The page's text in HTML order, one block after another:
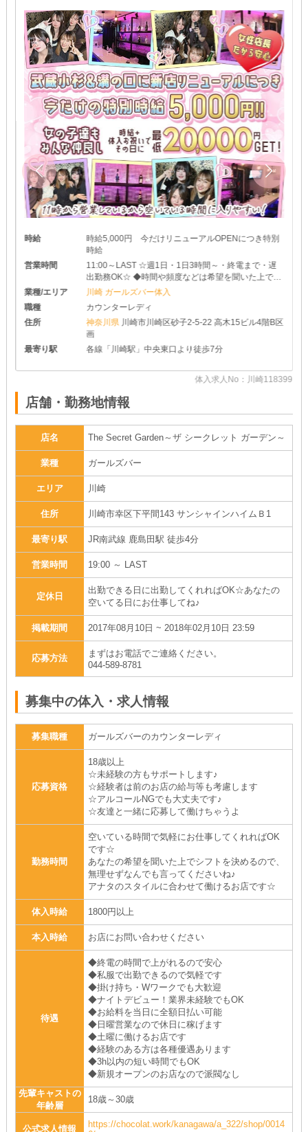
時給
時給5,000円 今だけリニューアルOPENにつき特別
時給
営業時間
11:00～LAST ☆週1日・1日3時間～・終電まで・遅
出勤務OK☆ ◆時間や頻度などは希望を聞いた上で決
めさせて頂きます♪ ◆レギュラー出勤ももちろんOK
業種/エリア
川崎 ガールズバー体入
職種
カウンターレディ
住所
神奈川県 川崎市川崎区砂子2-5-22 高木15ビル4階B区
画
最寄り駅
各線「川崎駅」中央東口より徒歩7分
体入求人No：川崎118399
店舗・勤務地情報
店名 The Secret Garden～ザ シークレット ガーデン～
業種 ガールズバー
エリア 川崎
住所 川崎市幸区下平間143 サンシャインハイムＢ1
最寄り駅 JR南武線 鹿島田駅 徒歩4分
営業時間 19:00 ～ LAST
定休日
出勤できる日に出勤してくれればOK☆あなたの
空いてる日にお仕事してね♪
掲載期間 2017年08月10日 ~ 2018年02月10日 23:59
応募方法
まずはお電話でご連絡ください。
044-589-8781
募集中の体入・求人情報
募集職種 ガールズバーのカウンターレディ
応募資格
18歳以上
☆未経験の方もサポートします♪
☆経験者は前のお店の給与等も考慮します
☆アルコールNGでも大丈夫です♪
☆友達と一緒に応募して働けちゃうよ
勤務時間
空いている時間で気軽にお仕事してくれればOK
です☆
あなたの希望を聞いた上でシフトを決めるので、
無理せずなんでも言ってくださいね♪
アナタのスタイルに合わせて働けるお店です☆
体入時給 1800円以上
本入時給 お店にお問い合わせください
待遇
◆終電の時間で上がれるので安心
◆私服で出勤できるので気軽です
◆掛け持ち・Wワークでも大歓迎
◆ナイトデビュー！業界未経験でもOK
◆お給料を当日に全額日払い可能
◆日曜営業なので休日に稼げます
◆土曜に働けるお店です
◆経験のある方は各種優遇あります
◆3h以内の短い時間でもOK
◆新規オープンのお店なので派閥なし
先輩キャストの
年齢層
18歳～30歳
公式求人情報
https://chocolat.work/kanagawa/a_322/shop/0014